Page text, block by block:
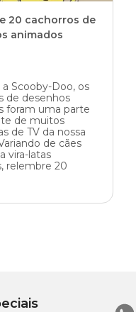
20 cachorros de
animados
Scooby-Doo, os
de desenhos
foram uma parte
de muitos
de TV da nossa
de cães
vira-latas
relembre 20